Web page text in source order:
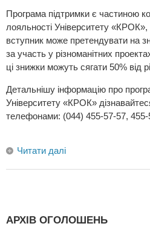
Програма підтримки є частиною
лояльності Університету «КРОК»,
вступник може претендувати на
за участь у різноманітних
ці знижки можуть сягати 50% від
Детальнішу інформацію про
Університету «КРОК»
телефонами: (044) 455-57-57, 455-
Читати далі
АРХІВ ОГОЛОШЕНЬ